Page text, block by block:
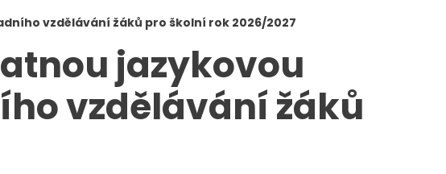
vzdělávání žáků pro školní rok 2026/2027
jazykovou
vzdělávání žáků